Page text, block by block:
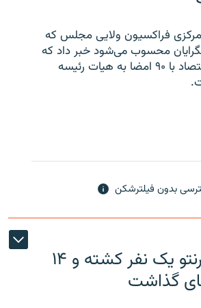
فراکسیون ولایی مجلس که
محسوب می‌شود خبر داد که
طرح استیضاح وزیر اقتصاد با ۹۰ امضا به هیات رئیسه
بدون فیلترشکن
تیراندازی در تورنتو یک نفر کشته و ۱۴
گذاشت